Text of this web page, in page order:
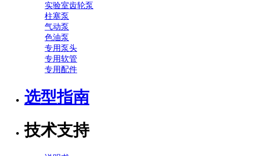
实验室齿轮泵
柱塞泵
气动泵
色油泵
专用泵头
专用软管
专用配件
选型指南
技术支持